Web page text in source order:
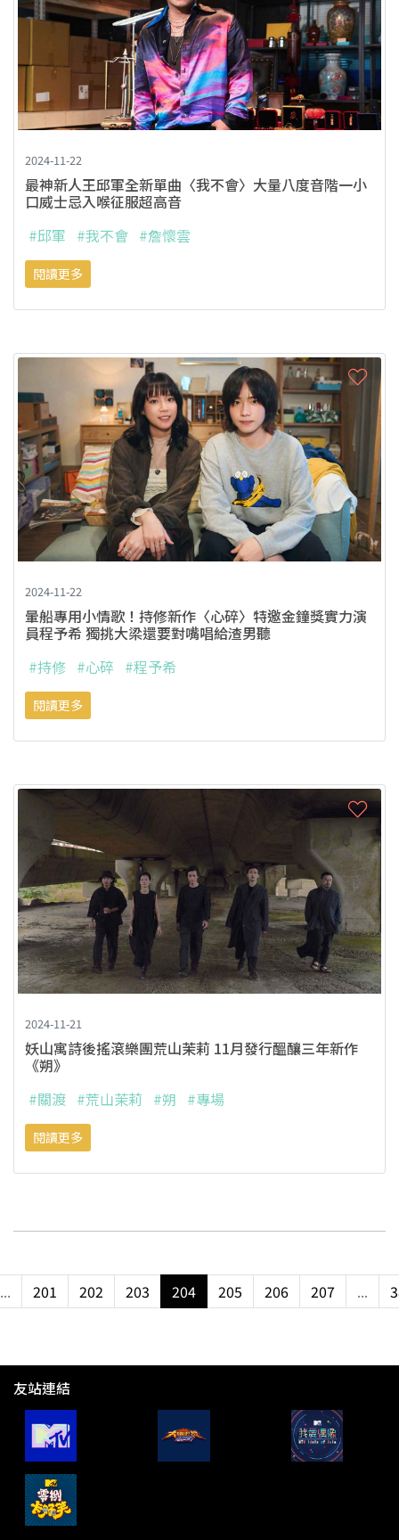
2024-11-22
最神新人王邱軍全新單曲〈我不會〉大量八度音階一小
口威士忌入喉征服超高音
#邱軍 #我不會 #詹懷雲
閱讀更多
2024-11-22
暈船專用小情歌！持修新作〈心碎〉特邀金鐘獎實力演
員程予希 獨挑大梁還要對嘴唱給渣男聽
#持修 #心碎 #程予希
閱讀更多
2024-11-21
妖山寓詩後搖滾樂團荒山茉莉 11月發行醞釀三年新作
《朔》
#關渡 #荒山茉莉 #朔 #專場
閱讀更多
... 201 202 203 204 205 206 207 ...
友站連結